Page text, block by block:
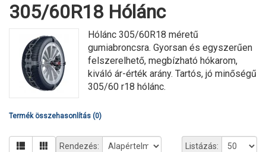
305/60R18 Hólánc
Hólánc 305/60R18 méretű
gumiabroncsra. Gyorsan és egyszerűen
felszerelhető, megbízható hókarom,
kiváló ár-érték arány. Tartós, jó minőségű
305/60 r18 hólánc.
Termék összehasonlítás (0)
Listázás:
Rendezés: